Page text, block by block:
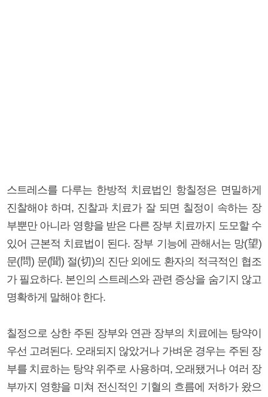
스트레스를 다루는 한방적 치료법인 항칠정은 면밀하게
진찰해야 하며, 진찰과 치료가 잘 되면 칠정이 속하는 장
부뿐만 아니라 영향을 받은 다른 장부 치료까지 도모할 수
있어 근본적 치료법이 된다. 장부 기능에 관해서는 망(望)
문(問) 문(聞) 절(切)의 진단 외에도 환자의 적극적인 협조
가 필요하다. 본인의 스트레스와 관련 증상을 숨기지 않고
명확하게 말해야 한다.
칠정으로 상한 주된 장부와 연관 장부의 치료에는 탕약이
우선 고려된다. 오래되지 않았거나 가벼운 경우는 주된 장
부를 치료하는 탕약 위주로 사용하며, 오래됐거나 여러 장
부까지 영향을 미쳐 전신적인 기혈의 흐름에 저하가 왔으